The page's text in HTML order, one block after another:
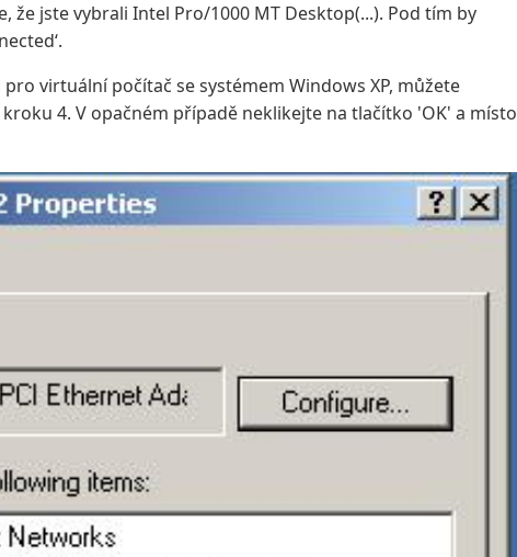
že jste vybrali Intel Pro/1000 MT Desktop(...). Pod tím by
virtuální počítač se systémem Windows XP, můžete
4. V opačném případě neklikejte na tlačítko 'OK' a místo